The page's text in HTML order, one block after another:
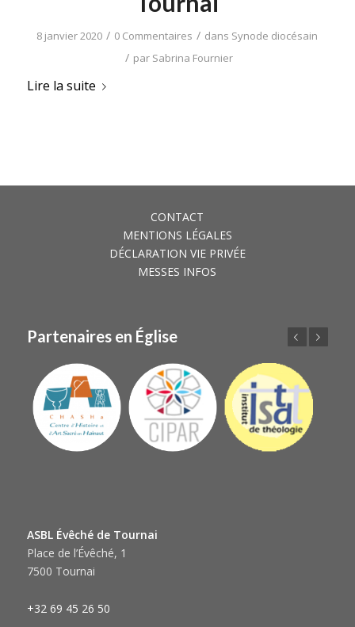
8 janvier 2020 / 0 Commentaires / dans Synode diocésain
/ par Sabrina Fournier
Lire la suite
CONTACT
MENTIONS LÉGALES
DÉCLARATION VIE PRIVÉE
MESSES INFOS
Partenaires en Église
ASBL Évêché de Tournai
Place de l’Évêché, 1
7500 Tournai
+32 69 45 26 50